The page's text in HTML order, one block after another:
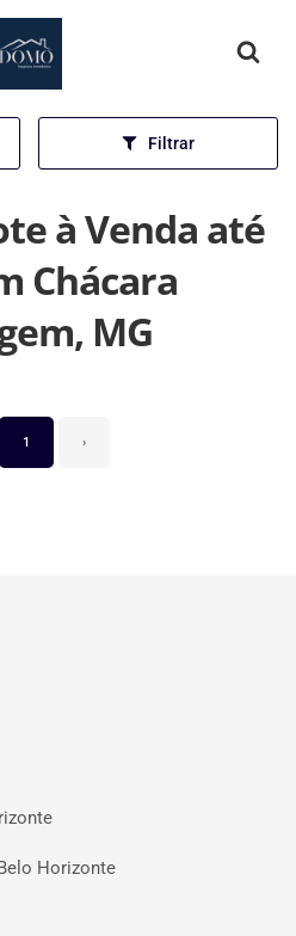
Página inicial
Filtrar
à Venda até
Chácara
MG
1 ›
Horizonte